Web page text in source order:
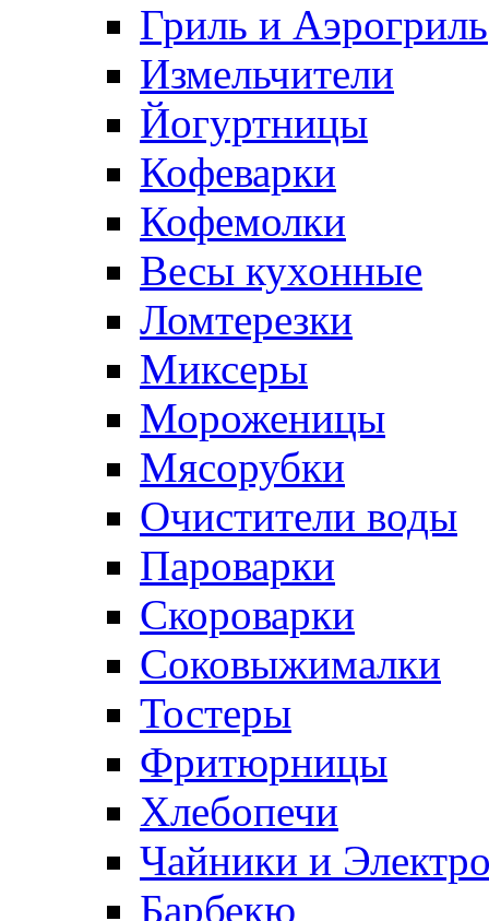
Гриль и Аэрогриль
Измельчители
Йогуртницы
Кофеварки
Кофемолки
Весы кухонные
Ломтерезки
Миксеры
Мороженицы
Мясорубки
Очистители воды
Пароварки
Скороварки
Соковыжималки
Тостеры
Фритюрницы
Хлебопечи
Чайники и
Барбекю